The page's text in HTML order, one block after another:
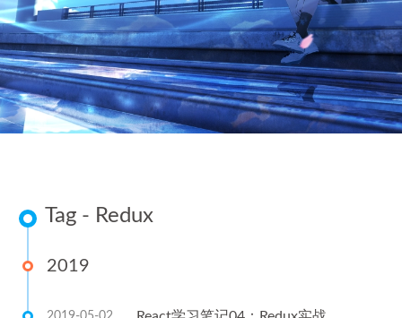
Tag - Redux
2019